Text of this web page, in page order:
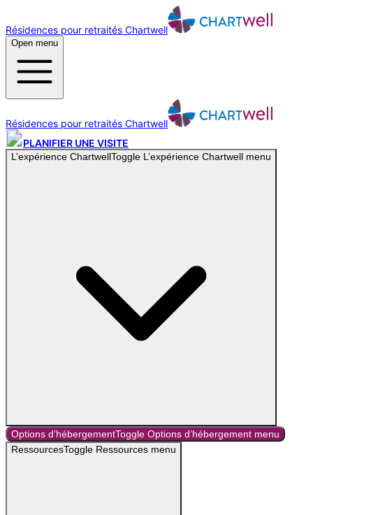
Résidences pour retraités Chartwell
Open menu
Résidences pour retraités Chartwell
PLANIFIER UNE VISITE
L’expérience ChartwellToggle L’expérience Chartwell menu
Options d’hébergementToggle Options d’hébergement menu
RessourcesToggle Ressources menu